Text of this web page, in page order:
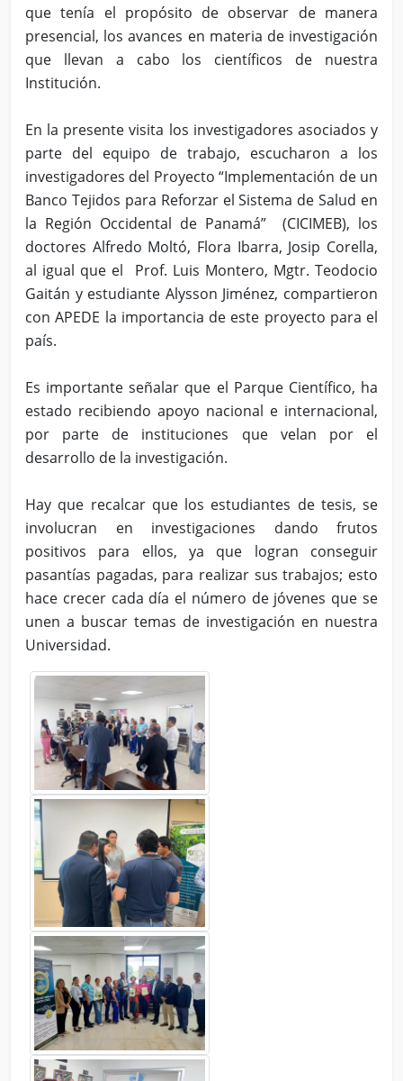
que tenía el propósito de observar de manera
presencial, los avances en materia de investigación
que llevan a cabo los científicos de nuestra
Institución.
En la presente visita los investigadores asociados y
parte del equipo de trabajo, escucharon a los
investigadores del Proyecto “Implementación de un
Banco Tejidos para Reforzar el Sistema de Salud en
la Región Occidental de Panamá” (CICIMEB), los
doctores Alfredo Moltó, Flora Ibarra, Josip Corella,
al igual que el Prof. Luis Montero, Mgtr. Teodocio
Gaitán y estudiante Alysson Jiménez, compartieron
con APEDE la importancia de este proyecto para el
país.
Es importante señalar que el Parque Científico, ha
estado recibiendo apoyo nacional e internacional,
por parte de instituciones que velan por el
desarrollo de la investigación.
Hay que recalcar que los estudiantes de tesis, se
involucran en investigaciones dando frutos
positivos para ellos, ya que logran conseguir
pasantías pagadas, para realizar sus trabajos; esto
hace crecer cada día el número de jóvenes que se
unen a buscar temas de investigación en nuestra
Universidad.